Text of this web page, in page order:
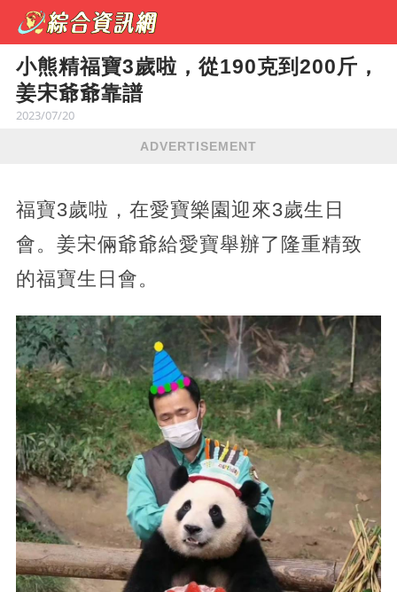
小熊精福寶3歲啦，從190克到200斤，
姜宋爺爺靠譜
2023/07/20
ADVERTISEMENT
福寶3歲啦，在愛寶樂園迎來3歲生日
會。姜宋倆爺爺給愛寶舉辦了隆重精致
的福寶生日會。